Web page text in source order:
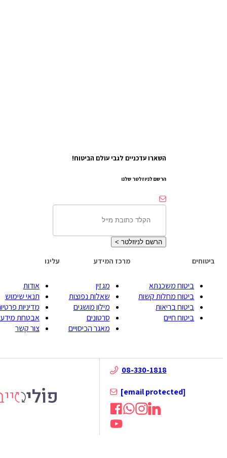
השארו עדכניים לגבי עולם הביטוח!
הרשם לניוזלטר שלנו
הרשם לניוזלטר >
ביטוחים
ביטוח משכנתא
ביטוח מחלות קשות
ביטוח בריאות
ביטוח חיים
מרכז המידע
מגזין
שאלות נפוצות
מילון מושגים
סרטונים
מאגר הכיסויים
עלינו
אודות
תנאי שימוש
מדיניות פרטיות
אבטחת מידע
צור קשר
08-330-1818
[email protected]